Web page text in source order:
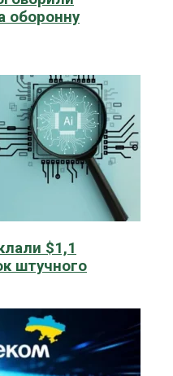
оборонну
$1,1
штучного